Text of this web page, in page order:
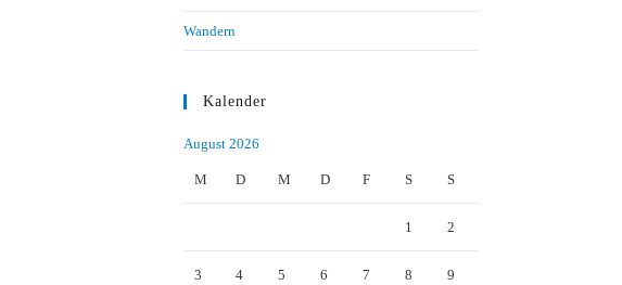
Wandern
Kalender
August 2026
M D M D F S S
1 2
3 4 5 6 7 8 9